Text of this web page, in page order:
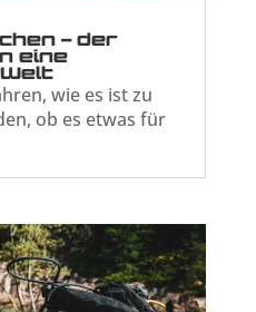
– der
eine
wie es ist zu
ob es etwas für